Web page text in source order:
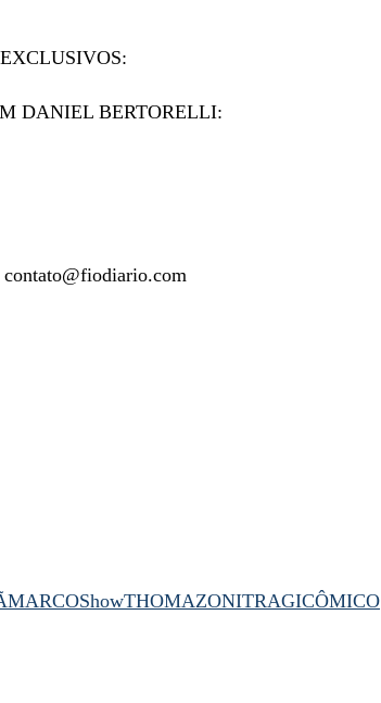
DANIEL BERTORELLI:
MARCOShowTHOMAZONITRAGICÔMICO